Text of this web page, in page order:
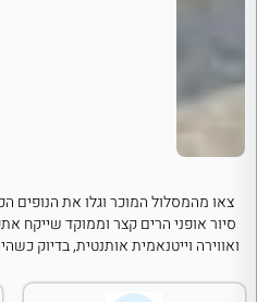
צאו מהמסלול המוכר וגלו את הנופים
סיור אופני הרים קצר וממוקד שייקח
ואווירה וייטנאמית אותנטית, בדיוק